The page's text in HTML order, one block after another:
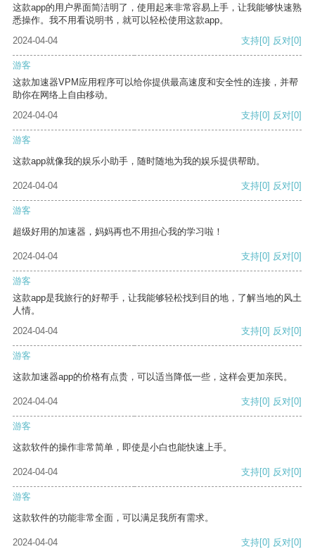
这款app的用户界面简洁明了，使用起来非常容易上手，让我能够快速熟
悉操作。我不用看说明书，就可以轻松使用这款app。
2024-04-04
支持[0] 反对[0]
游客
这款加速器VPM应用程序可以给你提供最高速度和安全性的连接，并帮
助你在网络上自由移动。
2024-04-04
支持[0] 反对[0]
游客
这款app就像我的娱乐小助手，随时随地为我的娱乐提供帮助。
2024-04-04 支持[0] 反对[0]
游客
超级好用的加速器，妈妈再也不用担心我的学习啦！
2024-04-04 支持[0] 反对[0]
游客
这款app是我旅行的好帮手，让我能够轻松找到目的地，了解当地的风土
人情。
2024-04-04
支持[0] 反对[0]
游客
这款加速器app的价格有点贵，可以适当降低一些，这样会更加亲民。
2024-04-04 支持[0] 反对[0]
游客
这款软件的操作非常简单，即使是小白也能快速上手。
2024-04-04 支持[0] 反对[0]
游客
这款软件的功能非常全面，可以满足我所有需求。
2024-04-04 支持[0] 反对[0]